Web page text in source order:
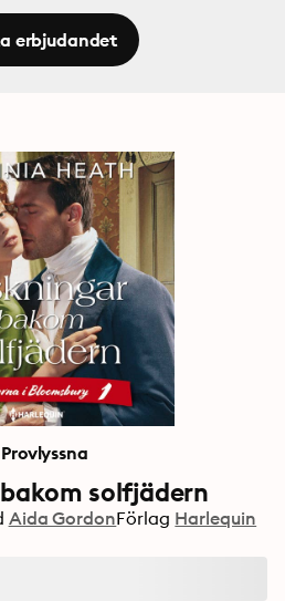
erbjudandet
Provlyssna
solfjädern
Aida GordonFörlag Harlequin